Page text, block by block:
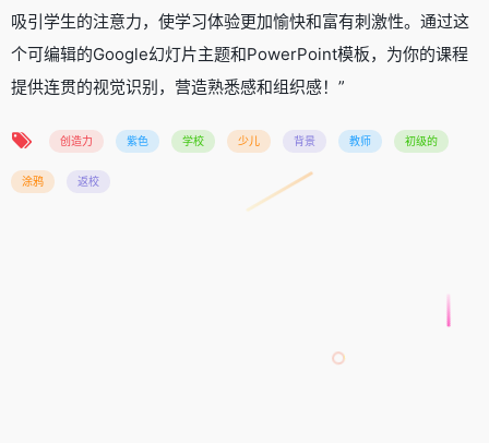
吸引学生的注意力，使学习体验更加愉快和富有刺激性。通过这
个可编辑的Google幻灯片主题和PowerPoint模板，为你的课程
提供连贯的视觉识别，营造熟悉感和组织感！”
创造力 紫色 学校 少儿 背景 教师 初级的
涂鸦 返校